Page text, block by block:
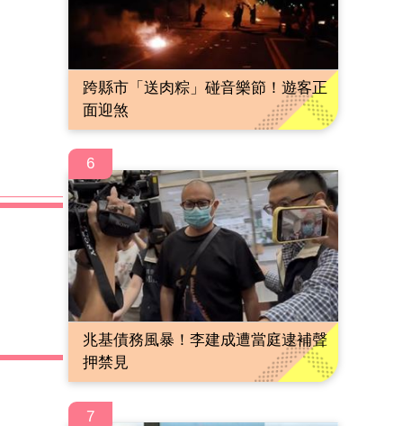
跨縣市「送肉粽」碰音樂節！遊客正
面迎煞
6
兆基債務風暴！李建成遭當庭逮補聲
押禁見
7